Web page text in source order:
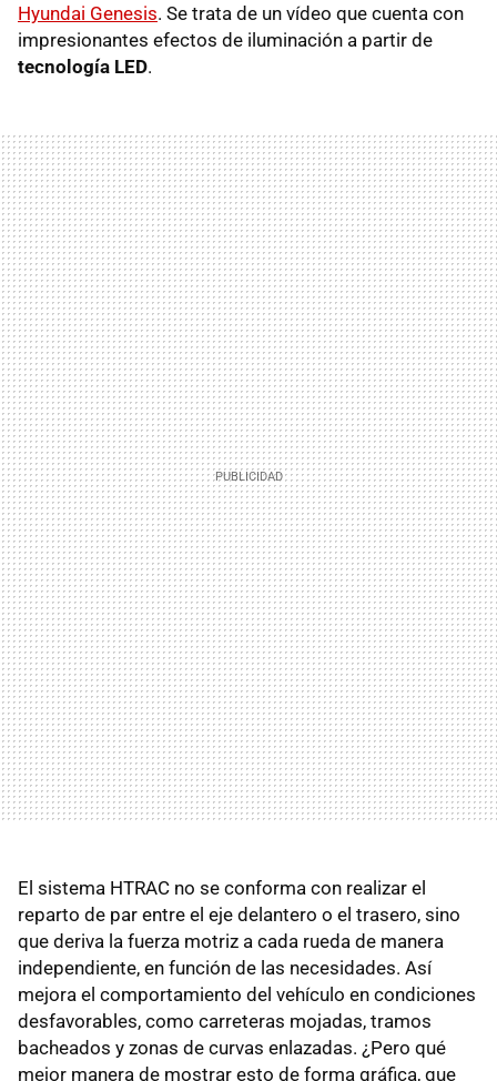
Hyundai Genesis. Se trata de un vídeo que cuenta con
impresionantes efectos de iluminación a partir de
tecnología LED.
El sistema HTRAC no se conforma con realizar el
reparto de par entre el eje delantero o el trasero, sino
que deriva la fuerza motriz a cada rueda de manera
independiente, en función de las necesidades. Así
mejora el comportamiento del vehículo en condiciones
desfavorables, como carreteras mojadas, tramos
bacheados y zonas de curvas enlazadas. ¿Pero qué
mejor manera de mostrar esto de forma gráfica, que